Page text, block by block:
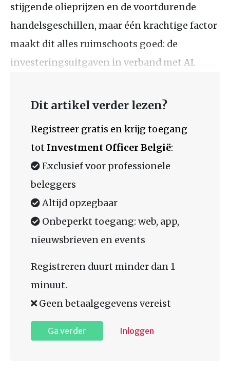
stijgende olieprijzen en de voortdurende
handelsgeschillen, maar één krachtige factor
maakt dit alles ruimschoots goed: de
investeringsuitgaven in verband met AI.
Dit artikel verder lezen?
Registreer gratis en krijg toegang
tot Investment Officer België:
Exclusief voor professionele
beleggers
Altijd opzegbaar
Onbeperkt toegang: web, app,
nieuwsbrieven en events
Registreren duurt minder dan 1
minuut.
Geen betaalgegevens vereist
Ga verder Inloggen